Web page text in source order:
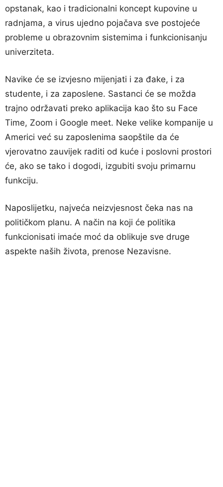
opstanak, kao i tradicionalni koncept kupovine u
radnjama, a virus ujedno pojačava sve postojeće
probleme u obrazovnim sistemima i funkcionisanju
univerziteta.
Navike će se izvjesno mijenjati i za đake, i za
studente, i za zaposlene. Sastanci će se možda
trajno održavati preko aplikacija kao što su Face
Time, Zoom i Google meet. Neke velike kompanije u
Americi već su zaposlenima saopštile da će
vjerovatno zauvijek raditi od kuće i poslovni prostori
će, ako se tako i dogodi, izgubiti svoju primarnu
funkciju.
Naposlijetku, najveća neizvjesnost čeka nas na
političkom planu. A način na koji će politika
funkcionisati imaće moć da oblikuje sve druge
aspekte naših života, prenose Nezavisne.